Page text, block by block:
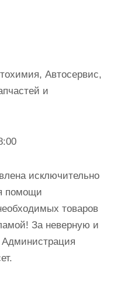
Автосервис,
и
исключительно
помощи
товаров
За неверную и